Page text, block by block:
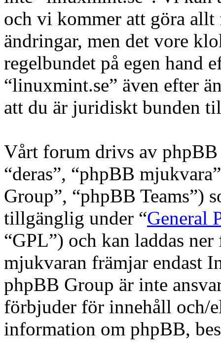
och vi kommer att göra
ändringar, men det vore
regelbundet på egen hand
“linuxmint.se” även efter
att du är juridiskt bunden
Vårt forum drivs av phpBB
“deras”, “phpBB
Group”, “phpBB Teams”)
tillgänglig under “General
“GPL”) och kan laddas
mjukvaran främjar endast
phpBB Group är inte
förbjuder för innehåll och/
information om phpBB,